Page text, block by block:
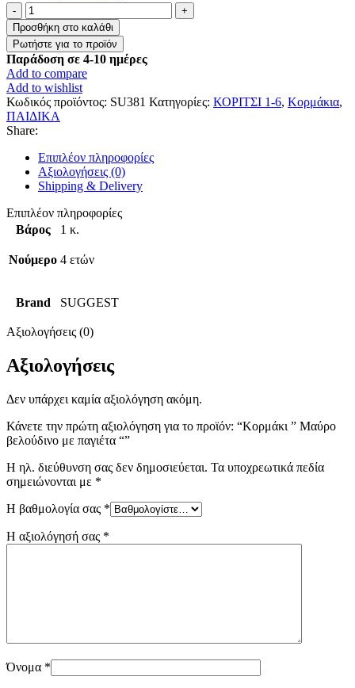
Κορμάκι
''
Μαύρο
βελούδινο
με
παγιέτα
"
ποσότητα
Προσθήκη στο καλάθι
Παράδοση σε 4-10 ημέρες
Add to compare
Add to wishlist
Κωδικός προϊόντος: SU381 Κατηγορίες: ΚΟΡΙΤΣΙ 1-6, Κορμάκια,
ΠΑΙΔΙΚΑ
Share:
Επιπλέον πληροφορίες
Αξιολογήσεις (0)
Shipping & Delivery
Επιπλέον πληροφορίες
Βάρος
1 κ.
Νούμερο 4 ετών
Brand SUGGEST
Αξιολογήσεις (0)
Αξιολογήσεις
Δεν υπάρχει καμία αξιολόγηση ακόμη.
Κάνετε την πρώτη αξιολόγηση για το προϊόν: “Κορμάκι ” Μαύρο
βελούδινο με παγιέτα “”
Η ηλ. διεύθυνση σας δεν δημοσιεύεται. Τα υποχρεωτικά πεδία
σημειώνονται με *
Η βαθμολογία σας *
Η αξιολόγησή σας *
Όνομα *